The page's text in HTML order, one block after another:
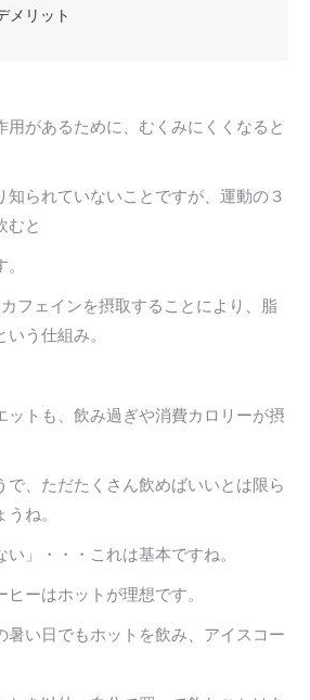
メリット
用があるために、むくみにくくなると
知られていないことですが、運動の３
むと
フェインを摂取することにより、脂
う仕組み。
ットも、飲み過ぎや消費カロリーが摂
で、ただたくさん飲めばいいとは限ら
ね。
」・・・これは基本ですね。
ーはホットが理想です。
暑い日でもホットを飲み、アイスコー